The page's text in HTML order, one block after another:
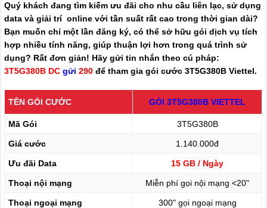
gói
cước
3T5G380B
Viettel
liên
lạc,
online
và
giải
Quý khách đang tìm kiếm ưu đãi cho nhu cầu liên lạc, sử dụng
data và giải trí online với tần suất rất cao trong thời gian dài?
Bạn muốn chỉ một lần đăng ký, có thể sở hữu gói dịch vụ tích
hợp nhiều tính năng, giúp thuận lợi hơn trong quá trình sử
dụng? Rất đơn giản! Hãy gửi tin nhắn theo cú pháp:
3T5G380B DCgửi 290 để tham gia gói cước 3T5G380B Viettel.
TÊN GÓI CƯỚC GÓI 3T5G380B VIETTEL
Mã Gói 3T5G380B
Giá cước 1.140.000đ
Ưu đãi Data 15 GB / Ngày
Thoại nội mạng Miễn phí gọi nội mạng <20"
Thoại ngoại mạng 300" gọi ngoại mạng